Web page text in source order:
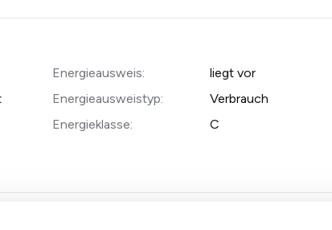
Energieausweis:
liegt vor
Energieausweistyp:
Verbrauch
Energieklasse:
C